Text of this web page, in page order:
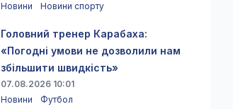
Новини
Новини спорту
Головний тренер Карабаха:
«Погодні умови не дозволили нам
збільшити швидкість»
07.08.2026 10:01
Новини
Футбол